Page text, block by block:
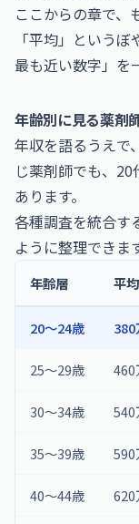
ここからの章で、
「平均」という
最も近い数字」を
年齢別に見る薬剤
年収を語るうえで
じ薬剤師でも、
あります。
各種調査を統合す
ように整理できま
年齢層 平
20〜24歳
25〜29歳 460
30〜34歳 540
35〜39歳 590
40〜44歳 620